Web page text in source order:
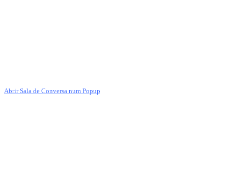
Abrir Sala de Conversa num Popup